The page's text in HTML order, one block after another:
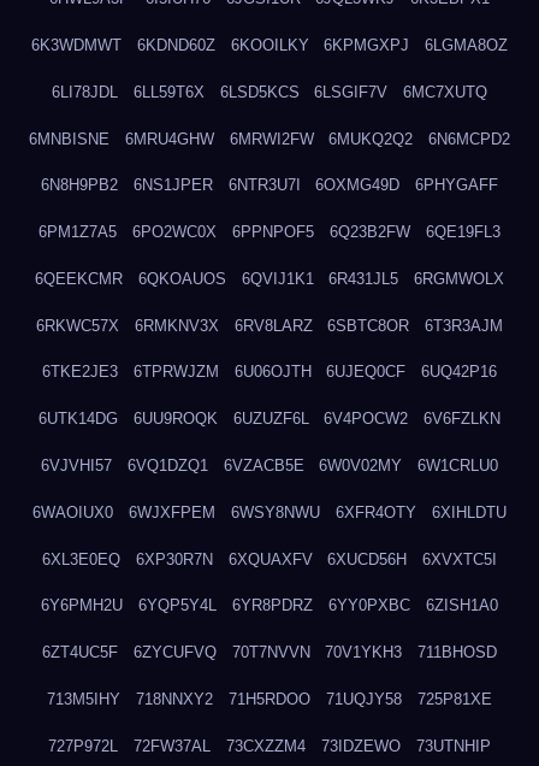
6K3WDMWT 6KDND60Z 6KOOILKY 6KPMGXPJ 6LGMA8OZ
6LI78JDL 6LL59T6X 6LSD5KCS 6LSGIF7V 6MC7XUTQ
6MNBISNE 6MRU4GHW 6MRWI2FW 6MUKQ2Q2 6N6MCPD2
6N8H9PB2 6NS1JPER 6NTR3U7I 6OXMG49D 6PHYGAFF
6PM1Z7A5 6PO2WC0X 6PPNPOF5 6Q23B2FW 6QE19FL3
6QEEKCMR 6QKOAUOS 6QVIJ1K1 6R431JL5 6RGMWOLX
6RKWC57X 6RMKNV3X 6RV8LARZ 6SBTC8OR 6T3R3AJM
6TKE2JE3 6TPRWJZM 6U06OJTH 6UJEQ0CF 6UQ42P16
6UTK14DG 6UU9ROQK 6UZUZF6L 6V4POCW2 6V6FZLKN
6VJVHI57 6VQ1DZQ1 6VZACB5E 6W0V02MY 6W1CRLU0
6WAOIUX0 6WJXFPEM 6WSY8NWU 6XFR4OTY 6XIHLDTU
6XL3E0EQ 6XP30R7N 6XQUAXFV 6XUCD56H 6XVXTC5I
6Y6PMH2U 6YQP5Y4L 6YR8PDRZ 6YY0PXBC 6ZISH1A0
6ZT4UC5F 6ZYCUFVQ 70T7NVVN 70V1YKH3 711BHOSD
713M5IHY 718NNXY2 71H5RDOO 71UQJY58 725P81XE
727P972L 72FW37AL 73CXZZM4 73IDZEWO 73UTNHIP